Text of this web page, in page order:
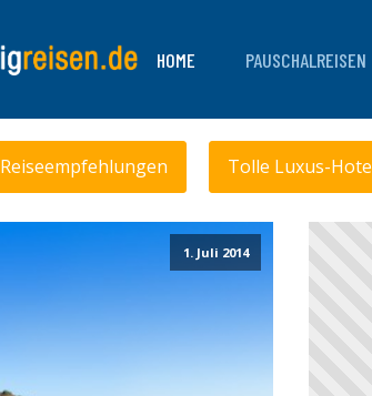
HOME PAUSCHALREISEN
Reiseempfehlungen Tolle Luxus-
1. Juli 2014